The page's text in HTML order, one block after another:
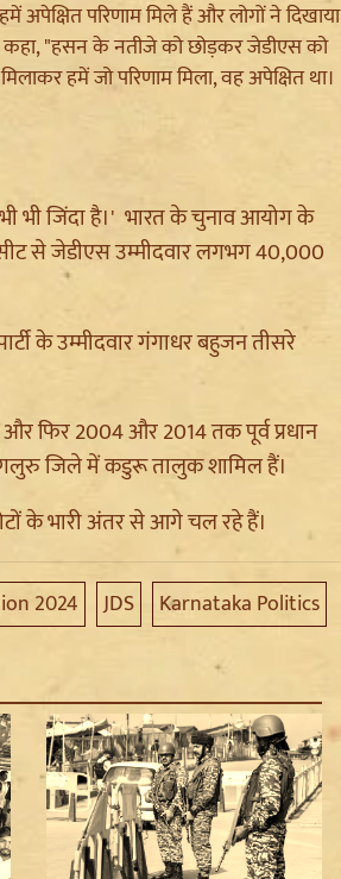
अपेक्षित परिणाम मिले हैं और लोगों ने दिखाया
कहा, "हसन के नतीजे को छोड़कर जेडीएस को
हमें जो परिणाम मिला, वह अपेक्षित था।
भी जिंदा है।' भारत के चुनाव आयोग के
से जेडीएस उम्मीदवार लगभग 40,000
के उम्मीदवार गंगाधर बहुजन तीसरे
और फिर 2004 और 2014 तक पूर्व प्रधान
जिले में कडुरू तालुक शामिल हैं।
के भारी अंतर से आगे चल रहे हैं।
2024 JDS Karnataka Politics